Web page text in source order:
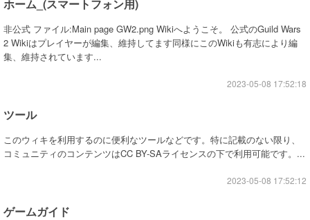
ホーム_(スマートフォン用)
非公式 ファイル:Main page GW2.png Wikiへようこそ。 公式のGuild Wars
2 Wikiはプレイヤーが編集、維持してます同様にこのWikiも有志により編
集、維持されています...
2023-05-08 17:52:18
ツール
このウィキを利用するのに便利なツールなどです。特に記載のない限り、
コミュニティのコンテンツはCC BY-SAライセンスの下で利用可能です。...
2023-05-08 17:52:12
ゲームガイド